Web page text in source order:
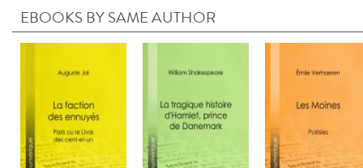
EBOOKS BY SAME AUTHOR